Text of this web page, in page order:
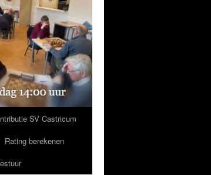
SV Castricum
Rating berekenen